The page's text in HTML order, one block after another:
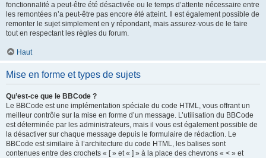
fonctionnalité a peut-être été désactivée ou le temps d’attente nécessaire entre
les remontées n’a peut-être pas encore été atteint. Il est également possible de
remonter le sujet simplement en y répondant, mais assurez-vous de le faire
tout en respectant les règles du forum.
Haut
Mise en forme et types de sujets
Qu’est-ce que le BBCode ?
Le BBCode est une implémentation spéciale du code HTML, vous offrant un
meilleur contrôle sur la mise en forme d’un message. L’utilisation du BBCode
est déterminée par les administrateurs, mais il vous est également possible de
la désactiver sur chaque message depuis le formulaire de rédaction. Le
BBCode est similaire à l’architecture du code HTML, les balises sont
contenues entre des crochets « [ » et « ] » à la place des chevrons « < » et